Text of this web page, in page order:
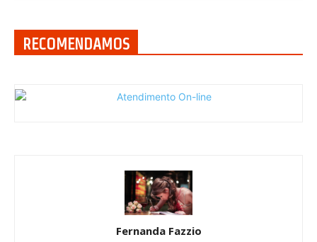
RECOMENDAMOS
Fernanda Fazzio